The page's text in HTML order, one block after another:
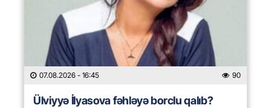
07.08.2026 - 16:45 90
Ülviyyə İlyasova fəhləyə borclu qalıb?